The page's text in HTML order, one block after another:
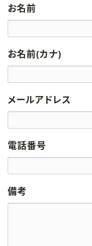
お名前
お名前(カナ)
メールアドレス
電話番号
備考